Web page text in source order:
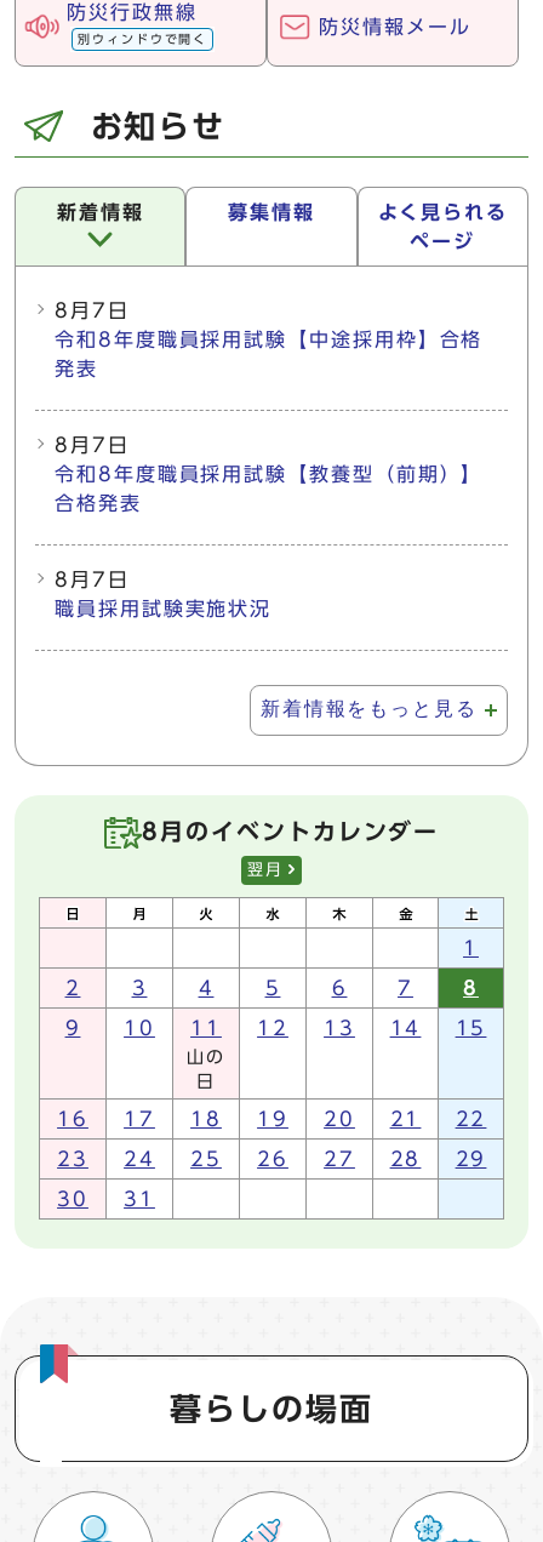
防災行政無線
別ウィンドウで開く
防災情報メール
お知らせ
新着情報 募集情報
よく見られる
ページ
8月7日
令和8年度職員採用試験【中途採用枠】合格
発表
8月7日
令和8年度職員採用試験【教養型（前期）】
合格発表
8月7日
職員採用試験実施状況
新着情報をもっと見る
8月のイベントカレンダー
翌月
1
2 3 4 5 6 7 8
9 10 11
山の
日
12 13 14 15
16 17 18 19 20 21 22
23 24 25 26 27 28 29
30 31
暮らしの場面